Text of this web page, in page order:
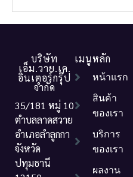
บริษัท
เอ็ม.วาย.เค.
อินเตอร์กรุ๊ป
จำกัด
35/181 หมู่ 10
ตำบลลาดสวาย
อำเภอลำลูกกา
จังหวัด
ปทุมธานี
เมนูหลัก
หน้าแรก
สินค้า
ของเรา
บริการ
ของเรา
ผลงาน